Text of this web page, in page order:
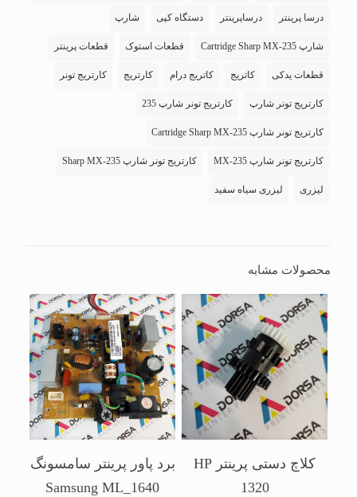
درسا پرینتر درساپرینتر دستگاه کپی شارپ
شارپ Cartridge Sharp MX-235 قطعات استوک قطعات پرینتر
قطعات یدکی کاتریج کاتریج درام کارتریج کارتریج تونر
کارتریج تونر شارپ کارتریج تونر شارپ 235
کارتریج تونر شارپ Cartridge Sharp MX-235
کارتریج تونر شارپ MX-235 کارتریج تونر شارپ Sharp MX-235
لیزری لیزری سیاه سفید
محصولات مشابه
کلاچ دستی پرینتر HP
1320
برد پاور پرینتر سامسونگ
Samsung ML_1640